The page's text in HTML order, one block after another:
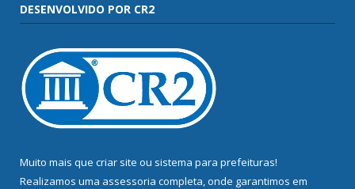
DESENVOLVIDO POR CR2
Muito mais que criar site ou sistema para prefeituras!
Realizamos uma assessoria completa, onde garantimos em